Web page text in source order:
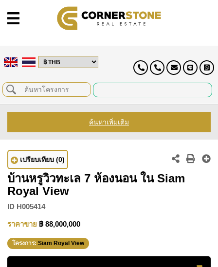
ค้นหาเพิ่มเติม
เปรียบเทียบ (0)
บ้านหรูวิวทะเล 7 ห้องนอน ใน Siam
Royal View
ID H005414
ราคาขาย ฿ 88,000,000
โครงการ: Siam Royal View